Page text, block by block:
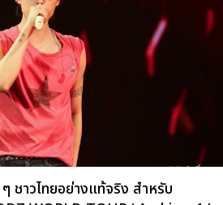
ชาวไทยอย่างแท้จริง สำหรับ